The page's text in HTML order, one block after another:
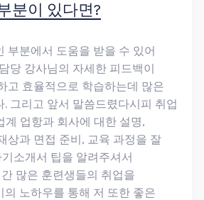
분이 있다면?
부분에서 도움을 받을 수 있어
당 강사님의 자세한 피드백이
고 효율적으로 학습하는데 많은
. 그리고 앞서 말씀드렸다시피 취업
계 업항과 회사에 대한 설명,
상과 면접 준비, 교육 과정을 잘
소개서 팁을 알려주셔서
많은 훈련생들의 취업을
의 노하우를 통해 저 또한 좋은